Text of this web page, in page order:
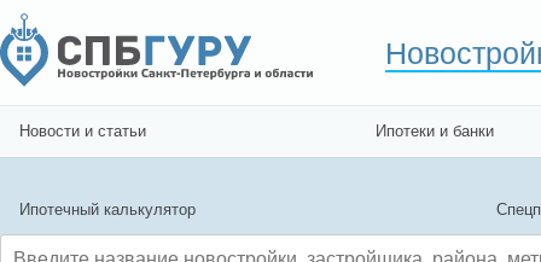
Новости и статьи Ипотеки и банки
Ипотечный калькулятор